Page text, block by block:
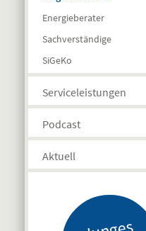
Energieberater
Sachverständige
SiGeKo
Serviceleistungen
Podcast
Aktuell